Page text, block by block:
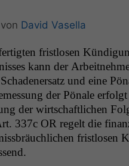
von David Vasella
frist­losen
kann der
Schaden­er­satz und eine
der Pönale
der wirtschaftlichen
337c OR regelt die
frist­losen